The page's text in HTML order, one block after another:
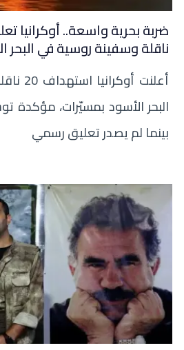
ناقلة وسفينة روسية في البحر
أعلنت
البحر الأسود بمسيّرات، مؤكدة
بينما لم يصدر تعليق رسمي